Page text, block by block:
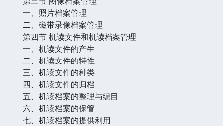
一、照片档案管理
二、磁带录像档案管理
第四节 机读文件和机读档案管理
一、机读文件的产生
二、机读文件的特性
三、机读文件的种类
四、机读文件的归档
五、机读档案的整理与编目
六、机读档案的保管
七、机读档案的提供利用